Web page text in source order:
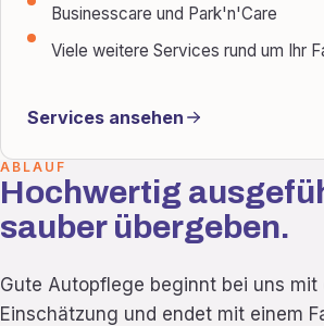
Businesscare und Park'n'Care
Viele weitere Services rund um Ihr
Services ansehen
ABLAUF
Hochwertig
sauber übergeben.
Gute Autopflege beginnt bei uns mit
Einschätzung und endet mit einem